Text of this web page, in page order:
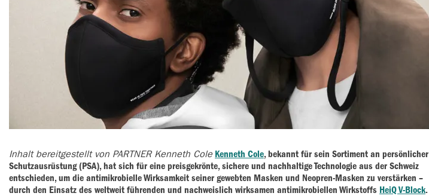
Inhalt bereitgestellt von PARTNER Kenneth Cole Kenneth Cole, bekannt für sein Sortiment an persönlicher
Schutzausrüstung (PSA), hat sich für eine preisgekrönte, sichere und nachhaltige Technologie aus der Schweiz
entschieden, um die antimikrobielle Wirksamkeit seiner gewebten Masken und Neopren-Masken zu verstärken –
durch den Einsatz des weltweit führenden und nachweislich wirksamen antimikrobiellen Wirkstoffs HeiQ V-Block.